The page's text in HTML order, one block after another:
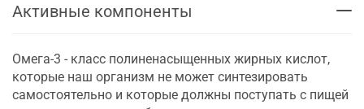
Активные компоненты
Омега-3 - класс полиненасыщенных жирных кислот,
которые наш организм не может синтезировать
самостоятельно и которые должны поступать с пищей